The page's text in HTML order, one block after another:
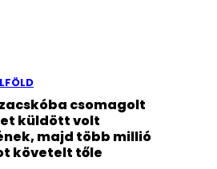
csomagolt
küldött volt
majd több millió
követelt tőle